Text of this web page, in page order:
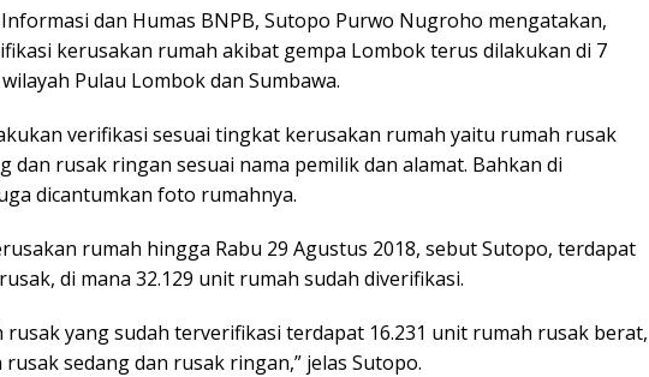
dan Humas BNPB, Sutopo Purwo Nugroho mengatakan,
kerusakan rumah akibat gempa Lombok terus dilakukan di 7
Pulau Lombok dan Sumbawa.
verifikasi sesuai tingkat kerusakan rumah yaitu rumah rusak
dan rusak ringan sesuai nama pemilik dan alamat. Bahkan di
dicantumkan foto rumahnya.
rumah hingga Rabu 29 Agustus 2018, sebut Sutopo, terdapat
di mana 32.129 unit rumah sudah diverifikasi.
rusak yang sudah terverifikasi terdapat 16.231 unit rumah rusak berat,
sedang dan rusak ringan,” jelas Sutopo.